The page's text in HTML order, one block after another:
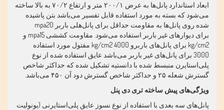
ابعاد استاندارد پانل‌ها به عرض ۲۰۰/۱ متر و ارتفاع ۷۰/۲ به بالا ساخته
می‌شود که بسته به مورد استفاده قابل تفسیر می‌باشد بتن پاشیده
شده روی پانل‌ها به مقاومت حداقل برای پانل‌هلی باربر
و mpa15 برای دیوارهای غیر باربر استفاده می‌شود. مقاومت کششی
مفتول مورد استفاده kg/cm2 4000 برای پانل‌های باربرو kg/cm2
3000 برای پانل‌های غیر باربر می‌باشد عایق استفاده شده از نوع
پلی‌استایرن منبسط شده با دانستیه تشکیل شده که حداکثر شاخص
گسترش شعله ۲۵ و حداکثر شاخص گسترش دود آن ۴۵۰ می‌باشد
ویژگی‌های پیش ساخته تری دی پنل
پانل‌های سه بعدی با استفاده از نوع نسوز عایق پلی‌استایرنی (یونولیت